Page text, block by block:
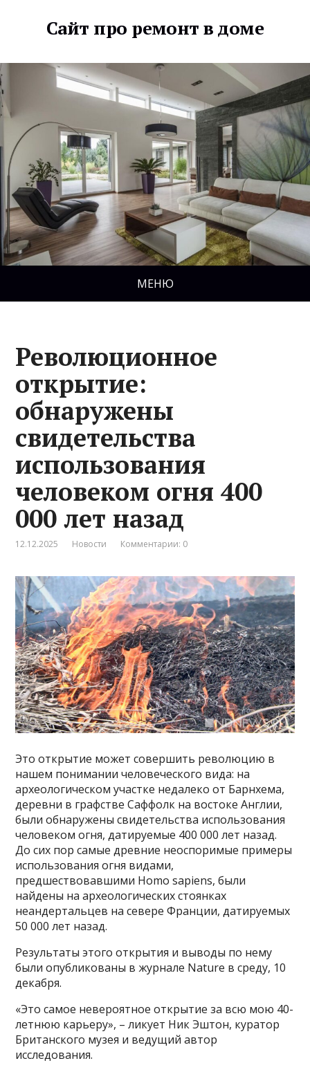
Сайт про ремонт в доме
МЕНЮ
Революционное
открытие:
обнаружены
свидетельства
использования
человеком огня 400
000 лет назад
12.12.2025 Новости Комментарии: 0
Это открытие может совершить революцию в
нашем понимании человеческого вида: на
археологическом участке недалеко от Барнхема,
деревни в графстве Саффолк на востоке Англии,
были обнаружены свидетельства использования
человеком огня, датируемые 400 000 лет назад.
До сих пор самые древние неоспоримые примеры
использования огня видами,
предшествовавшими Homo sapiens, были
найдены на археологических стоянках
неандертальцев на севере Франции, датируемых
50 000 лет назад.
Результаты этого открытия и выводы по нему
были опубликованы в журнале Nature в среду, 10
декабря.
«Это самое невероятное открытие за всю мою 40-
летнюю карьеру», – ликует Ник Эштон, куратор
Британского музея и ведущий автор
исследования.